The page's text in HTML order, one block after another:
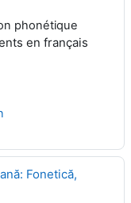
phonétique
en français
Fonetică,